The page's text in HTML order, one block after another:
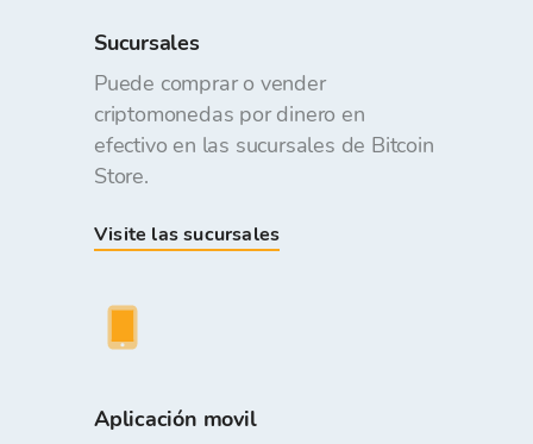
Sucursales
Puede comprar o vender
criptomonedas por dinero en
efectivo en las sucursales de Bitcoin
Store.
Visite las sucursales
Aplicación movil